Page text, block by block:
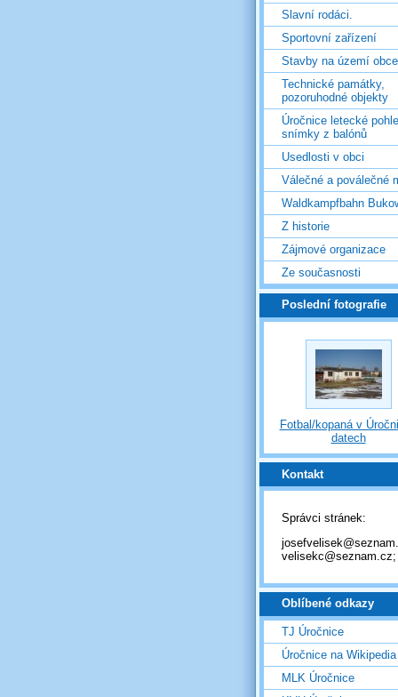
Slavní rodáci.
Sportovní zařízení
Stavby na území obce
Technické památky,
pozoruhodné objekty
Úročnice letecké
snímky z balónů
Usedlosti v obci
Válečné a poválečné
Waldkampfbahn
Z historie
Zájmové organizace
Ze současnosti
Poslední fotografie
Fotbal/kopaná v
datech
Kontakt
Správci stránek:
velisekc@seznam.cz;
Oblíbené odkazy
TJ Úročnice
Úročnice na Wikipedia
MLK Úročnice